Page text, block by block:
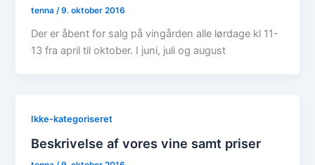
tenna/9. oktober 2016
Der er åbent for salg på vingården alle lørdage kl 11-
13 fra april til oktober. I juni, juli og august
Ikke-kategoriseret
Beskrivelse af vores vine samt priser